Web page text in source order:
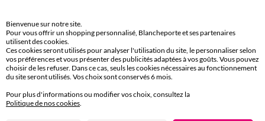
Bienvenue sur notre site.
Pour vous offrir un shopping personnalisé, Blancheporte et ses partenaires
utilisent des cookies.
Ces cookies seront utilisés pour analyser l'utilisation du site, le personnaliser selon
vos préférences et vous présenter des publicités adaptées à vos goûts. Vous pouvez
choisir de les refuser. Dans ce cas, seuls les cookies nécessaires au fonctionnement
du site seront utilisés. Vos choix sont conservés 6 mois.
Pour plus d'informations ou modifier vos choix, consultez la
Politique de nos cookies